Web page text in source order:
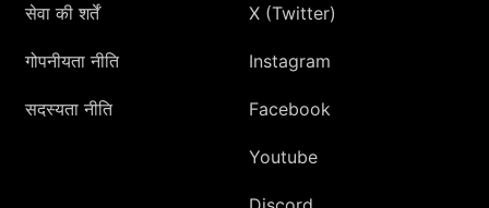
सेवा की शर्तें
गोपनीयता नीति
सदस्यता नीति
X (Twitter)
Instagram
Facebook
Youtube